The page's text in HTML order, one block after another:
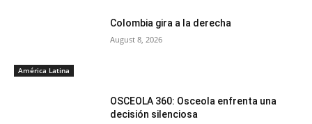
América Latina
Colombia gira a la derecha
August 8, 2026
OSCEOLA 360: Osceola enfrenta una
decisión silenciosa